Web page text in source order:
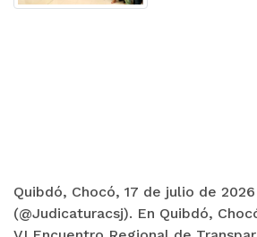
Quibdó, Chocó, 17 de julio de 2026
(@Judicaturacsj). En Quibdó,